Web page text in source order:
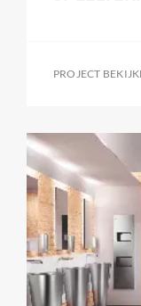
PROJECT